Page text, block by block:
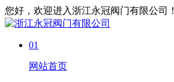
您好，欢迎进入浙江永冠阀门有限公司！
01
网站首页